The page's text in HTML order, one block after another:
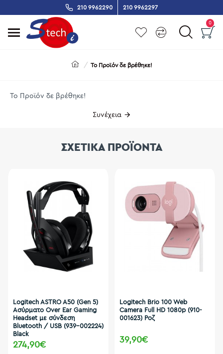
210 9962290 210 9962297
0
Το Προϊόν δε βρέθηκε!
Το Προϊόν δε βρέθηκε!
Συνέχεια
ΣΧΕΤΙΚΑ ΠΡΟΪΟΝΤΑ
Logitech ASTRO A50 (Gen 5)
Ασύρματο Over Ear Gaming
Headset με σύνδεση
Bluetooth / USB (939-002224)
Black
274,90€
Logitech Brio 100 Web
Camera Full HD 1080p (910-
001623) Ροζ
39,90€